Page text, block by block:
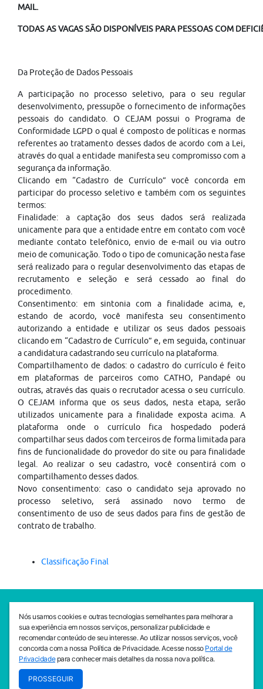
MAIL.
TODAS AS VAGAS SÃO DISPONÍVEIS PARA PESSOAS COM
Da Proteção de Dados Pessoais
A participação no processo seletivo, para o seu regular
desenvolvimento, pressupõe o fornecimento de informações
pessoais do candidato. O CEJAM possui o Programa de
Conformidade LGPD o qual é composto de políticas e normas
referentes ao tratamento desses dados de acordo com a Lei,
através do qual a entidade manifesta seu compromisso com a
segurança da informação.
Clicando em “Cadastro de Currículo” você concorda em
participar do processo seletivo e também com os seguintes
termos:
Finalidade: a captação dos seus dados será realizada
unicamente para que a entidade entre em contato com você
mediante contato telefônico, envio de e-mail ou via outro
meio de comunicação. Todo o tipo de comunicação nesta fase
será realizado para o regular desenvolvimento das etapas de
recrutamento e seleção e será cessado ao final do
procedimento.
Consentimento: em sintonia com a finalidade acima, e,
estando de acordo, você manifesta seu consentimento
autorizando a entidade e utilizar os seus dados pessoais
clicando em “Cadastro de Currículo” e, em seguida, continuar
a candidatura cadastrando seu currículo na plataforma.
Compartilhamento de dados: o cadastro do currículo é feito
em plataformas de parceiros como CATHO, Pandapé ou
outras, através das quais o recrutador acessa o seu currículo.
O CEJAM informa que os seus dados, nesta etapa, serão
utilizados unicamente para a finalidade exposta acima. A
plataforma onde o currículo fica hospedado poderá
compartilhar seus dados com terceiros de forma limitada para
fins de funcionalidade do provedor do site ou para finalidade
legal. Ao realizar o seu cadastro, você consentirá com o
compartilhamento desses dados.
Novo consentimento: caso o candidato seja aprovado no
processo seletivo, será assinado novo termo de
consentimento de uso de seus dados para fins de gestão de
contrato de trabalho.
Classificação Final
SEDE CEJAM
Av. da Liberdade, 765, Liberdade, São Paulo, 01503-001
(11) 3469 - 1818
INSTITUTO CEJAM
Av. da Liberdade, 765, Liberdade, São Paulo, 01503-001
Nós usamos cookies e outras tecnologias semelhantes para melhorar a
sua experiência em nossos serviços, personalizar publicidade e
recomendar conteúdo de seu interesse. Ao utilizar nossos serviços, você
concorda com a nossa Política de Privacidade. Acesse nosso Portal de
Privacidadepara conhecer mais detalhes da nossa nova política.
PROSSEGUIR